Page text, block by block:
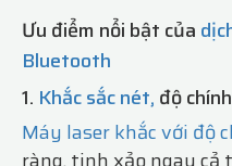
Ưu điểm nổi bật của
Bluetooth
1. Khắc sắc nét, độ
Máy laser khắc với độ